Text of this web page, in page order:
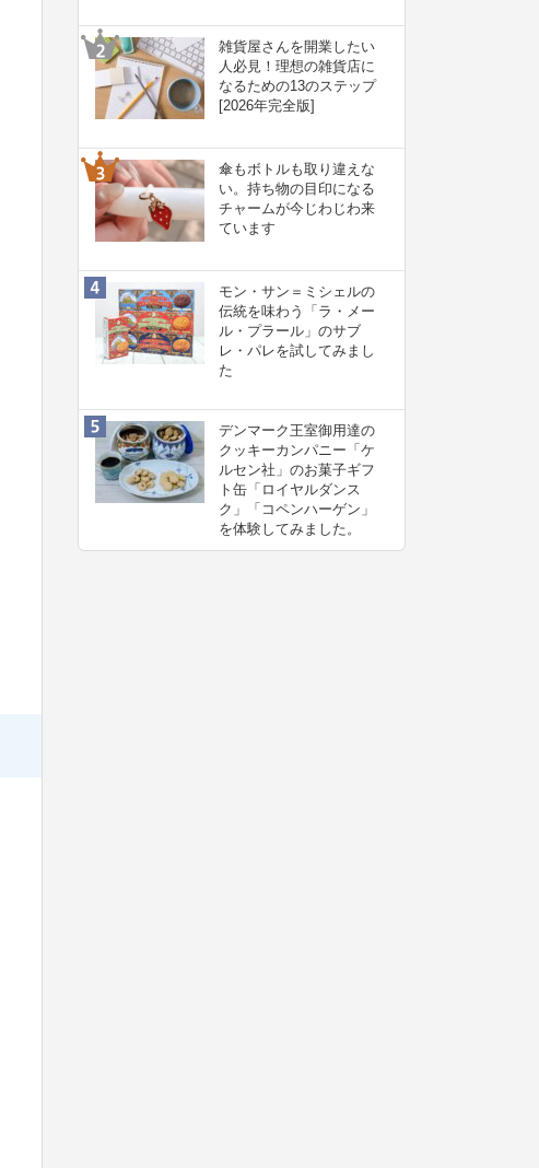
雑貨屋さんを開業したい
人必見！理想の雑貨店に
なるための13のステップ
[2026年完全版]
傘もボトルも取り違えな
い。持ち物の目印になる
チャームが今じわじわ来
ています
モン・サン＝ミシェルの
伝統を味わう「ラ・メー
ル・プラール」のサブ
レ・パレを試してみまし
た
デンマーク王室御用達の
クッキーカンパニー「ケ
ルセン社」のお菓子ギフ
ト缶「ロイヤルダンス
ク」「コペンハーゲン」
を体験してみました。